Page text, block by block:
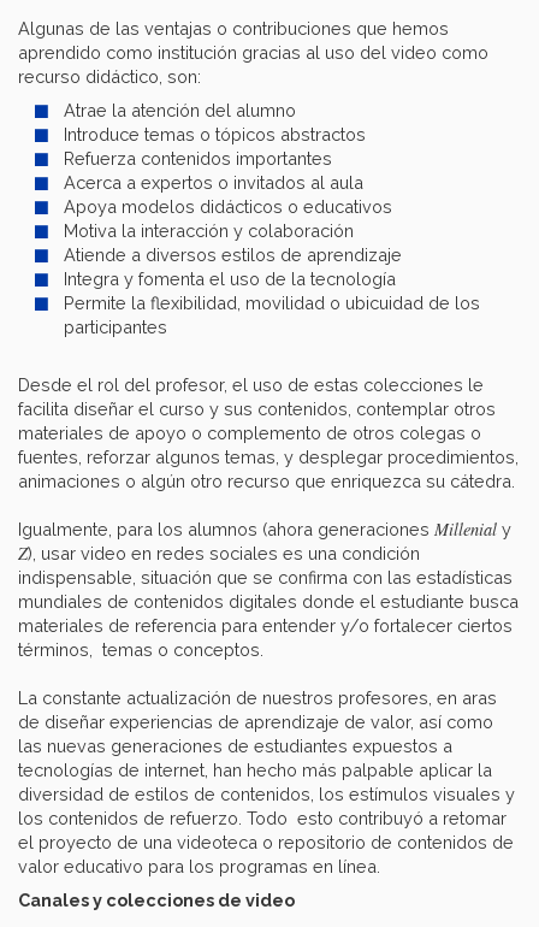
Algunas de las ventajas o contribuciones que hemos
aprendido como institución gracias al uso del video como
recurso didáctico, son:
Atrae la atención del alumno
Introduce temas o tópicos abstractos
Refuerza contenidos importantes
Acerca a expertos o invitados al aula
Apoya modelos didácticos o educativos
Motiva la interacción y colaboración
Atiende a diversos estilos de aprendizaje
Integra y fomenta el uso de la tecnología
Permite la flexibilidad, movilidad o ubicuidad de los
participantes
Desde el rol del profesor, el uso de estas colecciones le
facilita diseñar el curso y sus contenidos, contemplar otros
materiales de apoyo o complemento de otros colegas o
fuentes, reforzar algunos temas, y desplegar procedimientos,
animaciones o algún otro recurso que enriquezca su cátedra.
Igualmente, para los alumnos (ahora generaciones Millenial y
Z), usar video en redes sociales es una condición
indispensable, situación que se confirma con las estadísticas
mundiales de contenidos digitales donde el estudiante busca
materiales de referencia para entender y/o fortalecer ciertos
términos, temas o conceptos.
La constante actualización de nuestros profesores, en aras
de diseñar experiencias de aprendizaje de valor, así como
las nuevas generaciones de estudiantes expuestos a
tecnologías de internet, han hecho más palpable aplicar la
diversidad de estilos de contenidos, los estímulos visuales y
los contenidos de refuerzo. Todo esto contribuyó a retomar
el proyecto de una videoteca o repositorio de contenidos de
valor educativo para los programas en línea.
Canales y colecciones de video